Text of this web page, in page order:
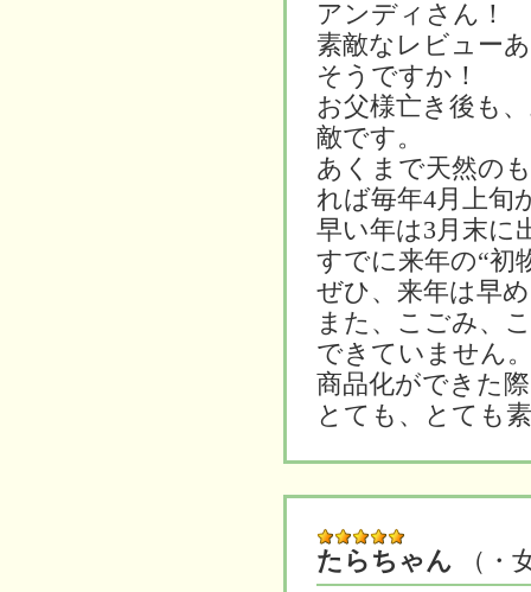
アンディさん！
素敵なレビュー
そうですか！
お父様亡き後も
敵です。
あくまで天然の
れば毎年4月上旬
早い年は3月末に
すでに来年の“初
ぜひ、来年は早
また、こごみ、
できていません
商品化ができた
とても、とても
たらちゃん （・